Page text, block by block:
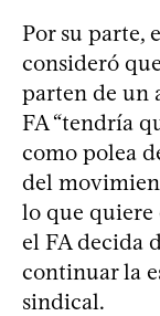
Por su parte,
consideró
parten de un
FA “tendría
como polea
del
lo que quiere
el FA decida
continuar la
sindical.